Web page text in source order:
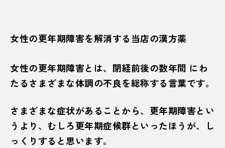
女性の更年期障害を解消する当店の漢方薬
女性の更年期障害とは、閉経前後の数年間 にわ
たるさまざまな体調の不良を総称する言葉です。
さまざまな症状があることから、更年期障害とい
うより、むしろ更年期症候群といったほうが、し
っくりすると思います。